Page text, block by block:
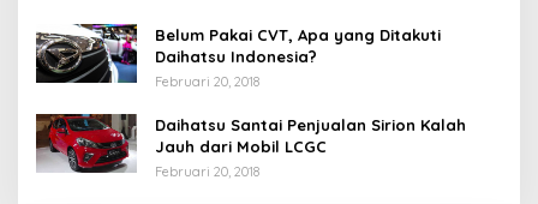
Belum Pakai CVT, Apa yang Ditakuti
Daihatsu Indonesia?
Februari 20, 2018
Daihatsu Santai Penjualan Sirion Kalah
Jauh dari Mobil LCGC
Februari 20, 2018